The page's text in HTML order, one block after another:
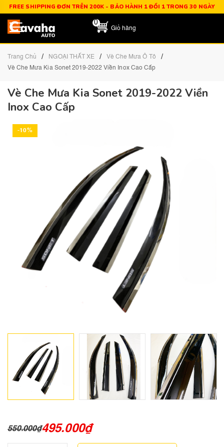
FREE SHIPPING ĐƠN TRÊN 200K - BẢO HÀNH 1 ĐỔI 1 TRONG 30 NGÀY
0
Giỏ hàng
Trang Chủ / NGOẠI THẤT XE / Vè Che Mưa Ô Tô /
Vè Che Mưa Kia Sonet 2019-2022 Viền Inox Cao Cấp
Vè Che Mưa Kia Sonet 2019-2022 Viền
Inox Cao Cấp
-10%
550.000₫495.000₫